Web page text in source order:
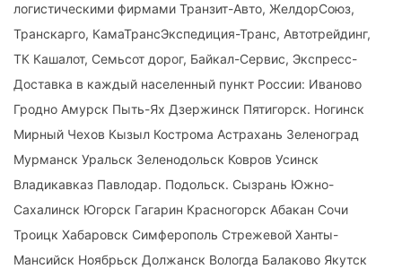
логистическими фирмами Транзит-Авто, ЖелдорСоюз,
Транскарго, КамаТрансЭкспедиция-Транс, Автотрейдинг,
ТК Кашалот, Семьсот дорог, Байкал-Сервис, Экспресс-
Доставка в каждый населенный пункт России: Иваново
Гродно Амурск Пыть-Ях Дзержинск Пятигорск. Ногинск
Мирный Чехов Кызыл Кострома Астрахань Зеленоград
Мурманск Уральск Зеленодольск Ковров Усинск
Владикавказ Павлодар. Подольск. Сызрань Южно-
Сахалинск Югорск Гагарин Красногорск Абакан Сочи
Троицк Хабаровск Симферополь Стрежевой Ханты-
Мансийск Ноябрьск Должанск Вологда Балаково Якутск